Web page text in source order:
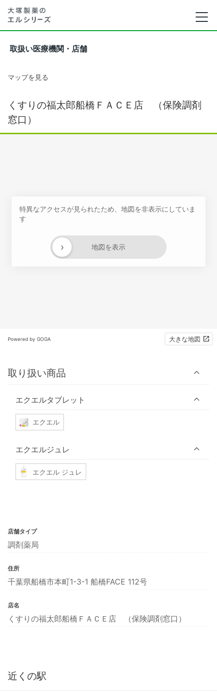
取扱い医療機関・店舗
マップを見る
くすりの福太郎船橋ＦＡＣＥ店 （保険調剤
窓口）
特異なアクセスが見られたため、地図を非表示にしていま
す
地図を表示
›
Powered by GOGA 大きな地図
取り扱い商品
エクエルタブレット
エクエル
エクエルジュレ
エクエル ジュレ
店舗タイプ
調剤薬局
住所
千葉県船橋市本町1-3-1 船橋FACE 112号
店名
くすりの福太郎船橋ＦＡＣＥ店 （保険調剤窓口）
近くの駅